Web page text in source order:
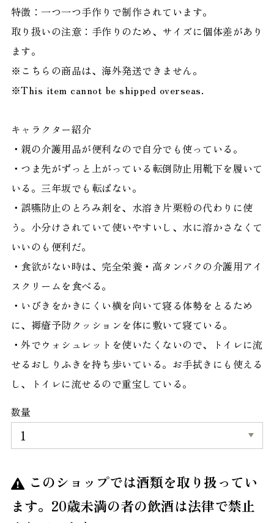
特徴：一つ一つ手作りで制作されています。
取り扱いの注意：手作りのため、サイズに個体差があり
ます。
※こちらの商品は、海外発送できません。
※This item cannot be shipped overseas.
キャラクター紹介
・親の介護用品が便利なので自分でも使っている。
・つま先がずっと上がっている転倒防止用靴下を履いて
いる。三年坂でも転ばない。
・誤嚥防止のとろみ剤を、水溶き片栗粉の代わりに使
う。小分けされていて使いやすいし、水に溶かさなくて
いいのも便利だ。
・食欲がない時は、完全栄養・高タンパクの介護用アイ
スクリームを食べる。
・いびきをかきにくい横を向いて寝る体勢をとるため
に、褥瘡予防クッションを体に敷いて寝ている。
・外でウォシュレットを使いたくないので、トイレに流
せるおしりふきを持ち歩いている。お手拭きにも使える
し、トイレに流せるので重宝している。
数量
このショップでは酒類を取り扱ってい
ます。20歳未満の者の飲酒は法律で禁止